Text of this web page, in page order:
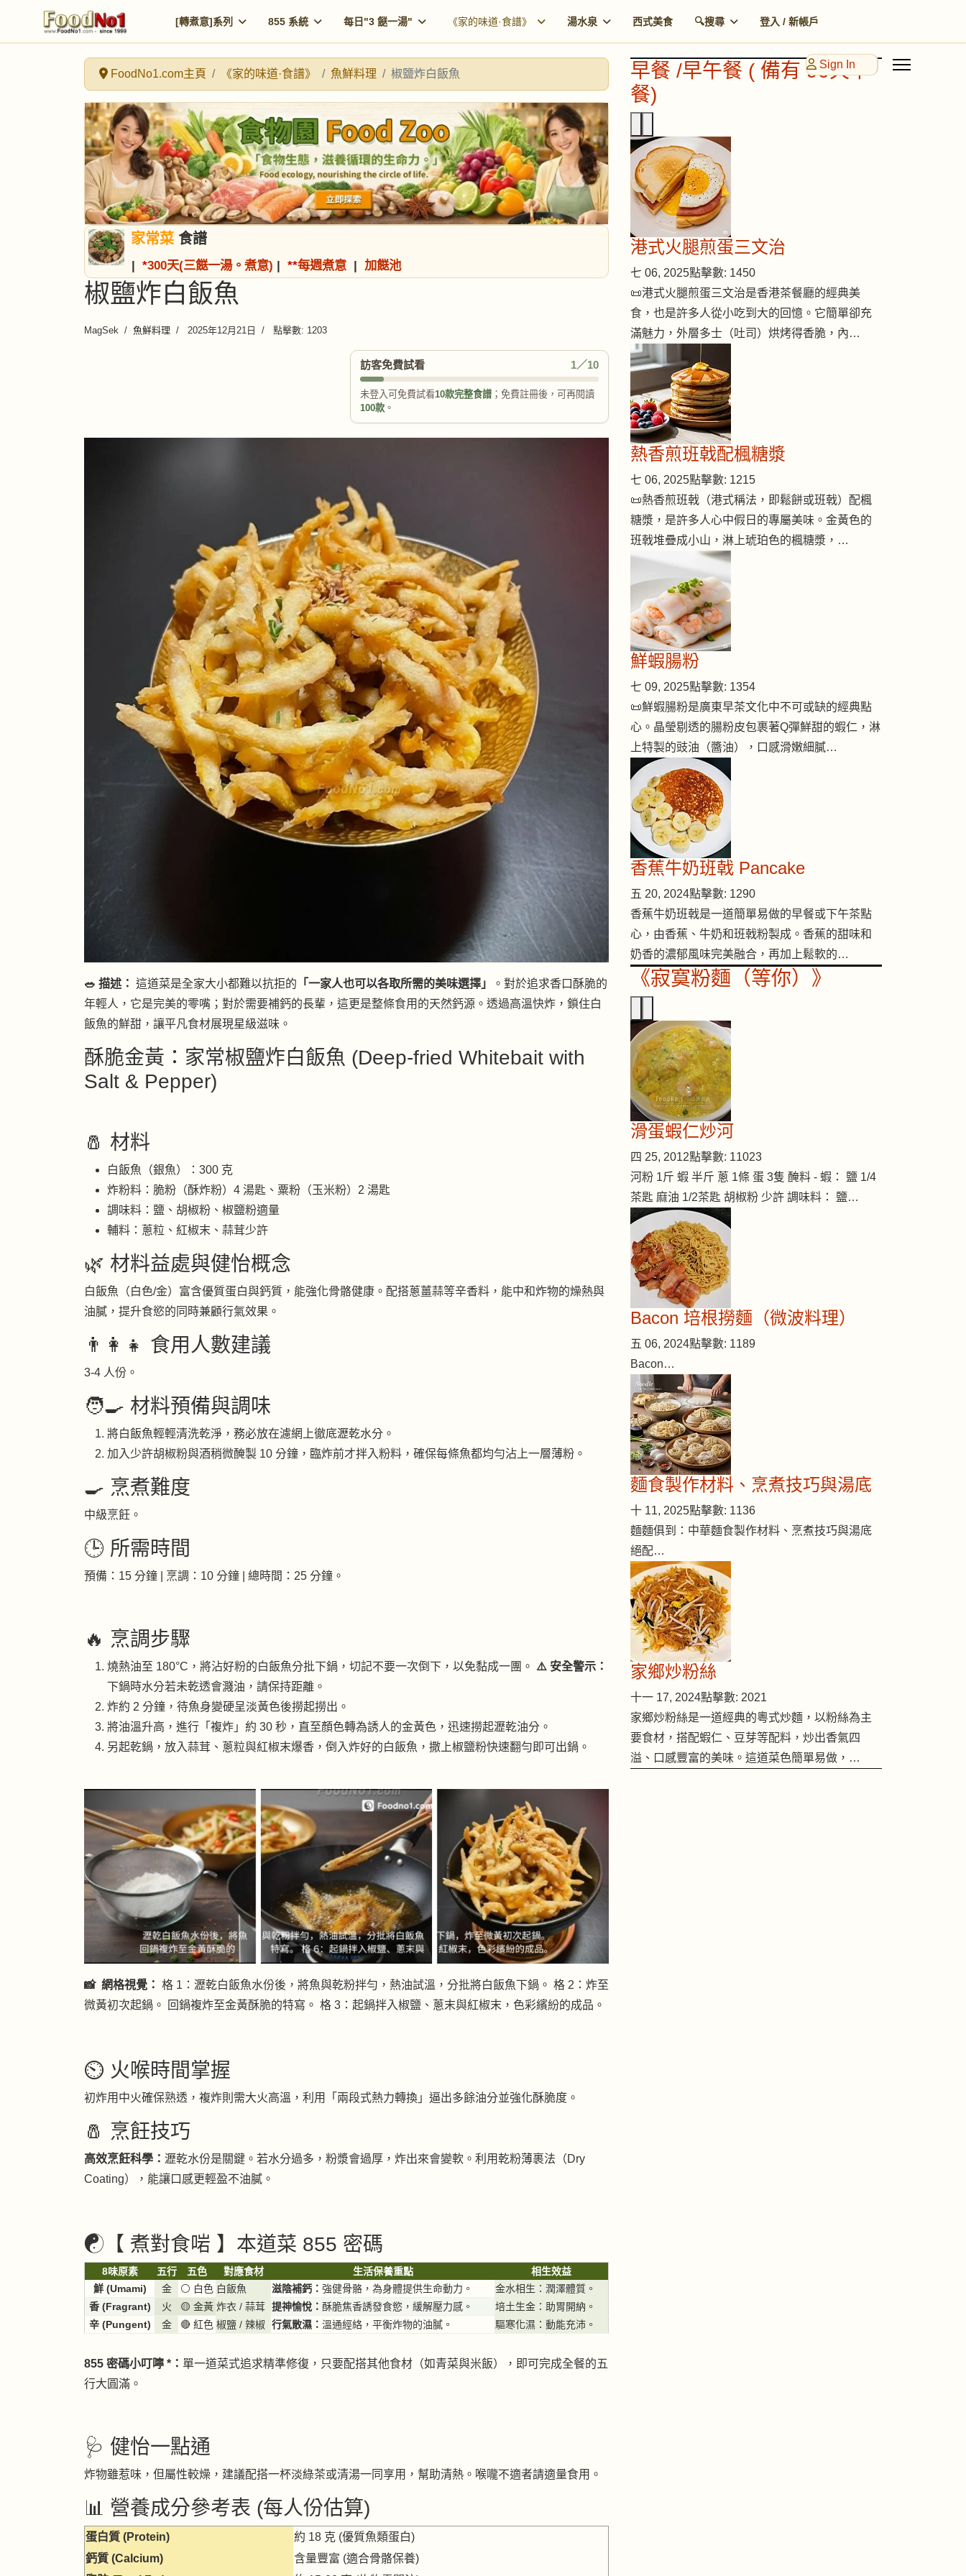
[轉煮意]系列 855 系統 每日"3 餸一湯" 《家的味道·食譜》 湯水泉 西式美食 🔍搜尋 登入 / 新帳戶
Sign In
FoodNo1.com主頁 《家的味道·食譜》 魚鮮料理 椒鹽炸白飯魚
家常菜 食譜
| *300天(三餸一湯。煮意) | **每週煮意 | 加餸池
椒鹽炸白飯魚
MagSek 魚鮮料理 2025年12月21日 點擊數: 1203
訪客免費試看 1／10
未登入可免費試看10款完整食譜 ；免費註冊後，可再閱讀
100款 。
🥗 描述： 這道菜是全家大小都難以抗拒的 「一家人也可以各取所需的美味選擇」
。對於追求香口酥脆的
年輕人，它是完美的零嘴；對於需要補鈣的長輩，這更是整條食用的天然鈣源。透過高溫快炸，鎖住白
飯魚的鮮甜，讓平凡食材展現星級滋味。
酥脆金黃：家常椒鹽炸白飯魚 (Deep-fried Whitebait with
Salt & Pepper)
🧂 材料
白飯魚（銀魚）：300 克
炸粉料：脆粉（酥炸粉）4 湯匙、粟粉（玉米粉）2 湯匙
調味料：鹽、胡椒粉、椒鹽粉適量
輔料：蔥粒、紅椒末、蒜茸少許
🌿 材料益處與健怡概念
白飯魚（白色/金）富含優質蛋白與鈣質，能強化骨骼健康。配搭蔥薑蒜等辛香料，能中和炸物的燥熱與
油膩，提升食慾的同時兼顧行氣效果。
👨‍👩‍👧 食用人數建議
3-4 人份。
🧑‍🍳 材料預備與調味
將白飯魚輕輕清洗乾淨，務必放在濾網上徹底瀝乾水分。
加入少許胡椒粉與酒稍微醃製 10 分鐘，臨炸前才拌入粉料，確保每條魚都均勻沾上一層薄粉。
🍳 烹煮難度
中級烹飪。
🕒 所需時間
預備：15 分鐘 | 烹調：10 分鐘 | 總時間：25 分鐘。
🔥 烹調步驟
燒熱油至 180°C，將沾好粉的白飯魚分批下鍋，切記不要一次倒下，以免黏成一團。 ⚠️ 安全警示：
下鍋時水分若未乾透會濺油，請保持距離。
炸約 2 分鐘，待魚身變硬呈淡黃色後撈起撈出。
將油溫升高，進行「複炸」約 30 秒，直至顏色轉為誘人的金黃色，迅速撈起瀝乾油分。
另起乾鍋，放入蒜茸、蔥粒與紅椒末爆香，倒入炸好的白飯魚，撒上椒鹽粉快速翻勻即可出鍋。
📸 網格視覺： 格 1：瀝乾白飯魚水份後，將魚與乾粉拌勻，熱油試溫，分批將白飯魚下鍋。 格 2：炸至
微黃初次起鍋。 回鍋複炸至金黃酥脆的特寫。 格 3：起鍋拌入椒鹽、蔥末與紅椒末，色彩繽紛的成品。
⏲️ 火喉時間掌握
初炸用中火確保熟透，複炸則需大火高溫，利用「兩段式熱力轉換」逼出多餘油分並強化酥脆度。
🧂 烹飪技巧
高效烹飪科學： 瀝乾水份是關鍵。若水分過多，粉漿會過厚，炸出來會變軟。利用乾粉薄裹法（Dry
Coating），能讓口感更輕盈不油膩。
☯️【 煮對食啱 】本道菜 855 密碼
8味原素 五行 五色 對應食材 生活保養重點
相生效益
鮮 (Umami)
金 ⚪ 白色 白飯魚 滋陰補鈣： 強健骨骼，為身體提供生命動力。
金水相生：潤澤體質。
香 (Fragrant)
火 🟡 金黃 炸衣 / 蒜茸 提神愉悅： 酥脆焦香誘發食慾，緩解壓力感。
培土生金：助胃開納。
辛 (Pungent)
金 🔴 紅色 椒鹽 / 辣椒 行氣散濕： 溫通經絡，平衡炸物的油膩。 驅寒化濕：動能充沛。
855 密碼小叮嚀 *： 單一道菜式追求精準修復，只要配搭其他食材（如青菜與米飯），即可完成全餐的五
行大圓滿。
🩺 健怡一點通
炸物雖惹味，但屬性較燥，建議配搭一杯淡綠茶或清湯一同享用，幫助清熱。喉嚨不適者請適量食用。
📊 營養成分參考表 (每人份估算)
蛋白質 (Protein)
約 18 克 (優質魚類蛋白)
鈣質 (Calcium)
含量豐富 (適合骨骼保養)
早餐 /早午餐 ( 備有 90天早
餐)
港式火腿煎蛋三文治
七 06, 2025點擊數: 1450
📜港式火腿煎蛋三文治是香港茶餐廳的經典美
食，也是許多人從小吃到大的回憶。它簡單卻充
滿魅力，外層多士（吐司）烘烤得香脆，內…
熱香煎班戟配楓糖漿
七 06, 2025點擊數: 1215
📜熱香煎班戟（港式稱法，即鬆餅或班戟）配楓
糖漿，是許多人心中假日的專屬美味。金黃色的
班戟堆疊成小山，淋上琥珀色的楓糖漿，…
鮮蝦腸粉
七 09, 2025點擊數: 1354
📜鮮蝦腸粉是廣東早茶文化中不可或缺的經典點
心。晶瑩剔透的腸粉皮包裹著Q彈鮮甜的蝦仁，淋
上特製的豉油（醬油），口感滑嫩細膩…
香蕉牛奶班戟 Pancake
五 20, 2024點擊數: 1290
香蕉牛奶班戟是一道簡單易做的早餐或下午茶點
心，由香蕉、牛奶和班戟粉製成。香蕉的甜味和
奶香的濃郁風味完美融合，再加上鬆軟的…
《寂寞粉麵（等你）》
滑蛋蝦仁炒河
四 25, 2012點擊數: 11023
河粉 1斤 蝦 半斤 蔥 1條 蛋 3隻 醃料 - 蝦： 鹽 1/4
茶匙 麻油 1/2茶匙 胡椒粉 少許 調味料： 鹽…
Bacon 培根撈麵（微波料理）
五 06, 2024點擊數: 1189
Bacon…
麵食製作材料、烹煮技巧與湯底
十 11, 2025點擊數: 1136
麵麵俱到：中華麵食製作材料、烹煮技巧與湯底
絕配…
家鄉炒粉絲
十一 17, 2024點擊數: 2021
家鄉炒粉絲是一道經典的粵式炒麵，以粉絲為主
要食材，搭配蝦仁、豆芽等配料，炒出香氣四
溢、口感豐富的美味。這道菜色簡單易做，…